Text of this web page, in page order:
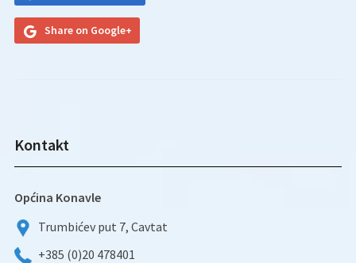
Share on Google+
Kontakt
Općina Konavle
Trumbićev put 7, Cavtat
+385 (0)20 478401